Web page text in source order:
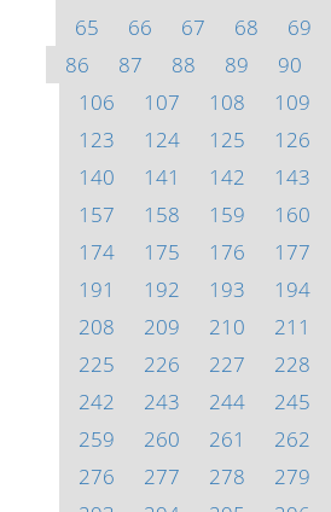
65
66 67 68 69
86
87 88 89 90
106
107 108 109
123
124 125 126
140
141 142 143
157
158 159 160
174
175 176 177
191
192 193 194
208
209 210 211
225
226 227 228
242
243 244 245
259
260 261 262
276
277 278 279